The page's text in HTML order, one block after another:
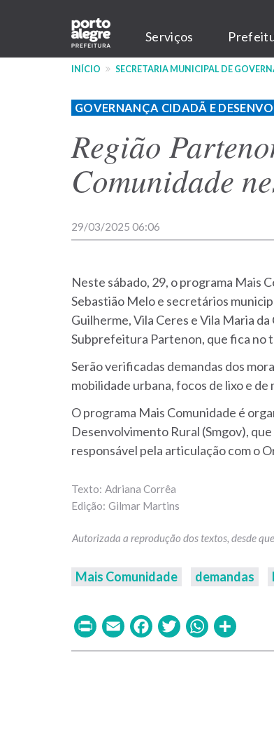
conteúdo
Main
navigation
Serviços
INÍCIO SECRETARIA MUNICIPAL DE
GOVERNANÇA CIDADÃ E
Região
Comunidade
29/03/2025 06:06
Neste sábado, 29, o programa Mais
Sebastião Melo e secretários
Guilherme, Vila Ceres e Vila Maria
Subprefeitura Partenon, que fica no
Serão verificadas demandas dos
mobilidade urbana, focos de lixo e
O programa Mais Comunidade é
Desenvolvimento Rural (Smgov),
responsável pela articulação com o
Adriana Corrêa
Gilmar Martins
Mais Comunidade demandas
PrintEmailFacebook
Twitter